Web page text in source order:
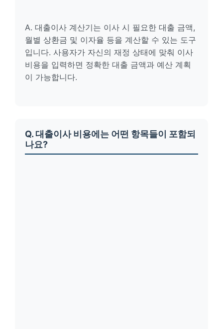
A. 대출이사 계산기는 이사 시 필요한 대출 금액,
월별 상환금 및 이자율 등을 계산할 수 있는 도구
입니다. 사용자가 자신의 재정 상태에 맞춰 이사
비용을 입력하면 정확한 대출 금액과 예산 계획
이 가능합니다.
Q. 대출이사 비용에는 어떤 항목들이 포함되
나요?